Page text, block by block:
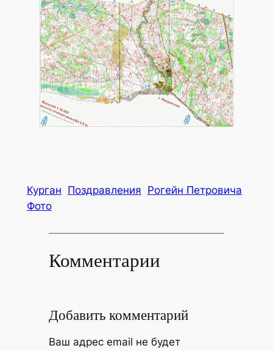
Курган Поздравления Рогейн Петровича
Фото
Комментарии
Добавить комментарий
Ваш адрес email не будет